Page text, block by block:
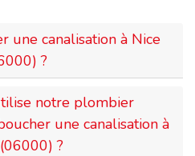
une canalisation à Nice
?
notre plombier
une canalisation à
?